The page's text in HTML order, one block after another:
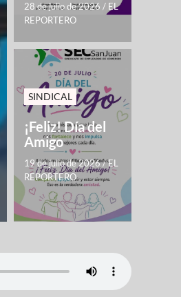
28 de julio de 2026 / EL
REPORTERO
SINDICAL
¡Feliz! Día del
Amigo
19 de julio de 2026/EL
REPORTERO